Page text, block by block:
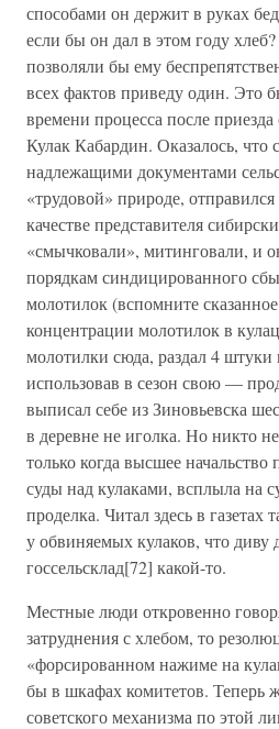
способами он держит в руках
если бы он дал в этом году
позволяли бы ему
всех фактов приведу один. Это
времени процесса после
Кулак Кабардин. Оказалось,
надлежащими документами
«трудовой» природе,
качестве представителя
«смычковали», митинговали, и
порядкам синдицированного
молотилок (вспомните
концентрации молотилок в
молотилки сюда, раздал 4
использовав в сезон свою —
выписал себе из Зиновьевска
в деревне не иголка. Но никто
только когда высшее начальство
суды над кулаками, всплыла на
проделка. Читал здесь в газетах
у обвиняемых кулаков, что диву
госсельсклад[72] какой-то.
Местные люди откровенно
затруднения с хлебом, то
«форсированном нажиме на
бы в шкафах комитетов. Теперь
советского механизма по этой